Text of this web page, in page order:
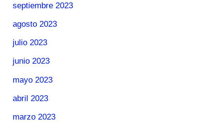
septiembre 2023
agosto 2023
julio 2023
junio 2023
mayo 2023
abril 2023
marzo 2023